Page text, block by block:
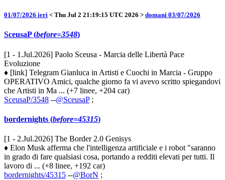
01/07/2026 ieri < Thu Jul 2 21:19:15 UTC 2026 > domani 03/07/2026
SceusaP (before=3548)
[1 - 1.Jul.2026] Paolo Sceusa - Marcia delle Libertà Pace
Evoluzione
♦ [link] Telegram Gianluca in Artisti e Cuochi in Marcia - Gruppo
OPERATIVO Amici, qualche giorno fa vi avevo scritto spiegandovi
che Artisti in Ma ... (+7 linee, +204 car)
SceusaP/3548 --@SceusaP;
bordernights (before=45315)
[1 - 2.Jul.2026] The Border 2.0 Genisys
♦ Elon Musk afferma che l'intelligenza artificiale e i robot "saranno
in grado di fare qualsiasi cosa, portando a redditi elevati per tutti. Il
lavoro di ... (+8 linee, +192 car)
bordernights/45315 --@BorN ;